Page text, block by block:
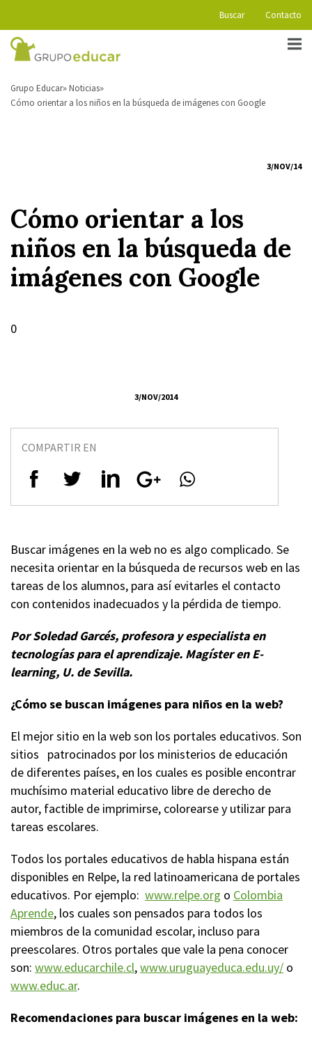
Buscar Contacto
Grupo Educar Noticias
Cómo orientar a los niños en la búsqueda de imágenes con Google
3/NOV/14
Cómo orientar a los
niños en la búsqueda de
imágenes con Google
0
3/NOV/2014
COMPARTIR EN
Buscar imágenes en la web no es algo complicado. Se
necesita orientar en la búsqueda de recursos web en las
tareas de los alumnos, para así evitarles el contacto
con contenidos inadecuados y la pérdida de tiempo.
Por Soledad Garcés, profesora y especialista en
tecnologías para el aprendizaje. Magíster en E-
learning, U. de Sevilla.
¿Cómo se buscan imágenes para niños en la web?
El mejor sitio en la web son los portales educativos. Son
sitios patrocinados por los ministerios de educación
de diferentes países, en los cuales es posible encontrar
muchísimo material educativo libre de derecho de
autor, factible de imprimirse, colorearse y utilizar para
tareas escolares.
Todos los portales educativos de habla hispana están
disponibles en Relpe, la red latinoamericana de portales
educativos. Por ejemplo: www.relpe.org o Colombia
Aprende, los cuales son pensados para todos los
miembros de la comunidad escolar, incluso para
preescolares. Otros portales que vale la pena conocer
son: www.educarchile.cl,www.uruguayeduca.edu.uy/ o
www.educ.ar.
Recomendaciones para buscar imágenes en la web: